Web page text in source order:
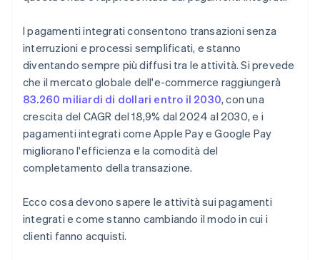
I pagamenti integrati consentono transazioni senza
interruzioni e processi semplificati, e stanno
diventando sempre più diffusi tra le attività. Si prevede
che il mercato globale dell'e-commerce raggiungerà
83.260 miliardi di dollari entro il 2030, con una
crescita del CAGR del 18,9% dal 2024 al 2030, e i
pagamenti integrati come Apple Pay e Google Pay
migliorano l'efficienza e la comodità del
completamento della transazione.
Ecco cosa devono sapere le attività sui pagamenti
integrati e come stanno cambiando il modo in cui i
clienti fanno acquisti.